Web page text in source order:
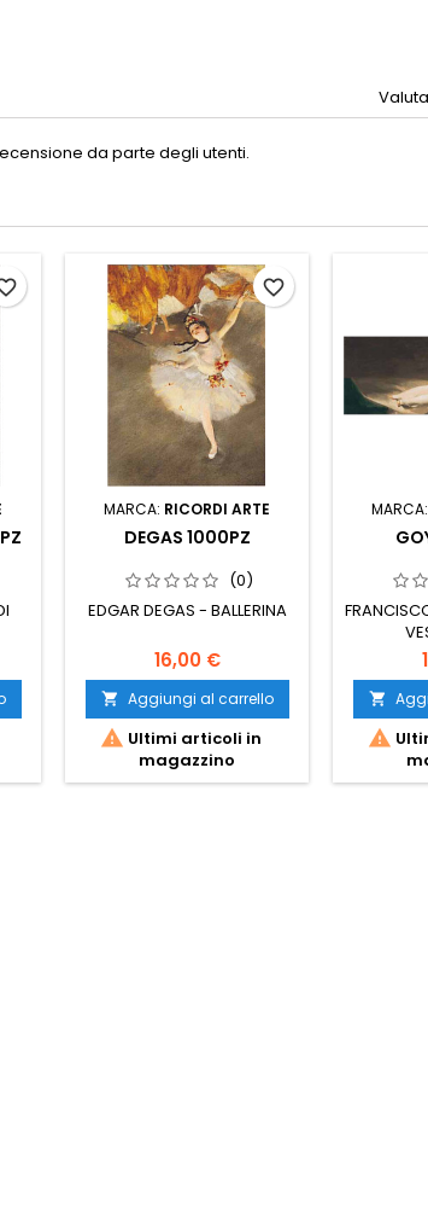
da parte degli utenti.
MARCA: RICORDI ARTE
DEGAS 1000PZ
(0)
EDGAR DEGAS - BALLERINA
16,00 €
 Aggiungi al carrello
 Ultimi articoli in
magazzino
favorite_border
MARCA:

